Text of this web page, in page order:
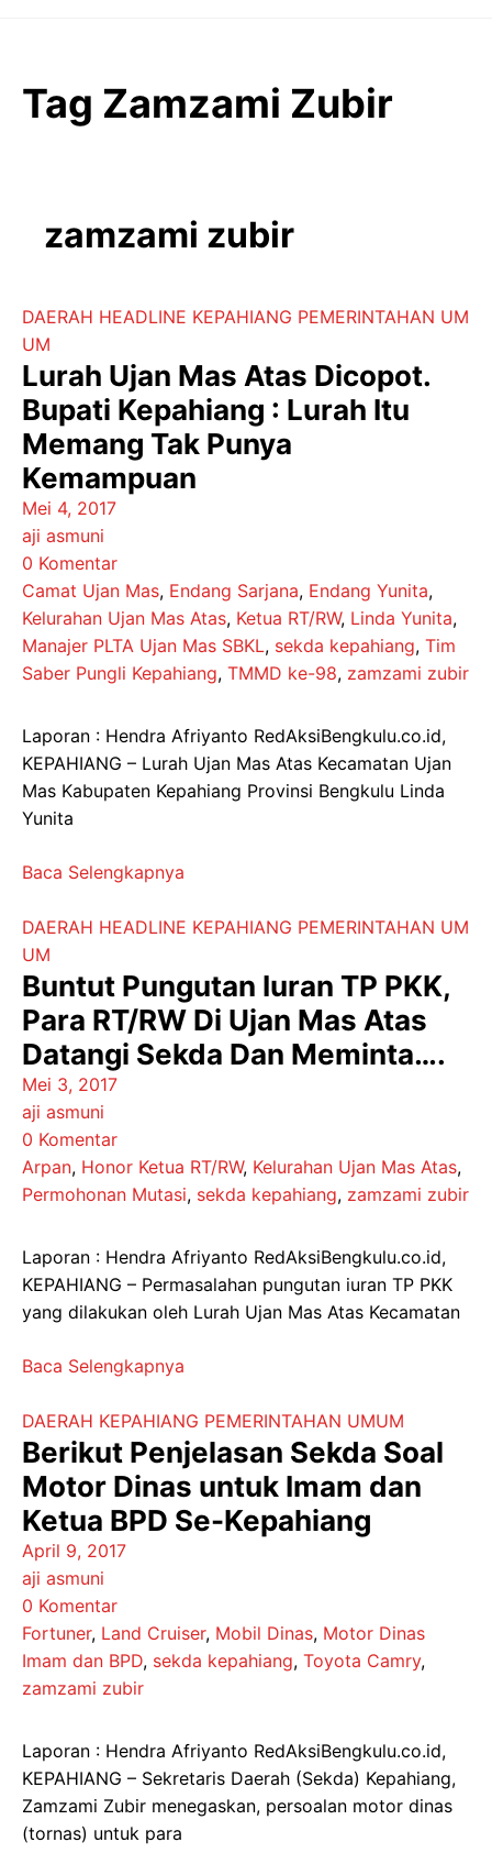
Tag Zamzami Zubir
zamzami zubir
DAERAH HEADLINE KEPAHIANG PEMERINTAHAN UM
UM
Lurah Ujan Mas Atas Dicopot.
Bupati Kepahiang : Lurah Itu
Memang Tak Punya
Kemampuan
Mei 4, 2017
aji asmuni
0 Komentar
Camat Ujan Mas, Endang Sarjana, Endang Yunita,
Kelurahan Ujan Mas Atas, Ketua RT/RW, Linda Yunita,
Manajer PLTA Ujan Mas SBKL, sekda kepahiang, Tim
Saber Pungli Kepahiang, TMMD ke-98, zamzami zubir
Laporan : Hendra Afriyanto RedAksiBengkulu.co.id,
KEPAHIANG – Lurah Ujan Mas Atas Kecamatan Ujan
Mas Kabupaten Kepahiang Provinsi Bengkulu Linda
Yunita
Baca Selengkapnya
DAERAH HEADLINE KEPAHIANG PEMERINTAHAN UM
UM
Buntut Pungutan Iuran TP PKK,
Para RT/RW Di Ujan Mas Atas
Datangi Sekda Dan Meminta….
Mei 3, 2017
aji asmuni
0 Komentar
Arpan, Honor Ketua RT/RW, Kelurahan Ujan Mas Atas,
Permohonan Mutasi, sekda kepahiang, zamzami zubir
Laporan : Hendra Afriyanto RedAksiBengkulu.co.id,
KEPAHIANG – Permasalahan pungutan iuran TP PKK
yang dilakukan oleh Lurah Ujan Mas Atas Kecamatan
Baca Selengkapnya
DAERAH KEPAHIANG PEMERINTAHAN UMUM
Berikut Penjelasan Sekda Soal
Motor Dinas untuk Imam dan
Ketua BPD Se-Kepahiang
April 9, 2017
aji asmuni
0 Komentar
Fortuner, Land Cruiser, Mobil Dinas, Motor Dinas
Imam dan BPD, sekda kepahiang, Toyota Camry,
zamzami zubir
Laporan : Hendra Afriyanto RedAksiBengkulu.co.id,
KEPAHIANG – Sekretaris Daerah (Sekda) Kepahiang,
Zamzami Zubir menegaskan, persoalan motor dinas
(tornas) untuk para